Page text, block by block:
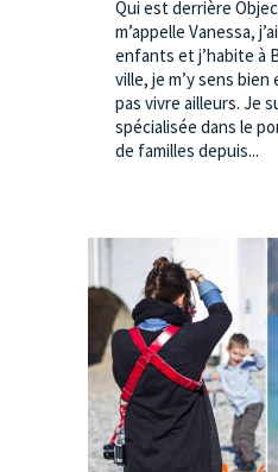
Qui est derrière
m’appelle Vanessa,
enfants et j’habite à
ville, je m’y sens bien
pas vivre ailleurs. Je
spécialisée dans le
de familles depuis...